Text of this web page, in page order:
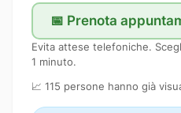
📅 Prenota
Evita attese telefoniche.
1 minuto.
📈 115 persone hanno già